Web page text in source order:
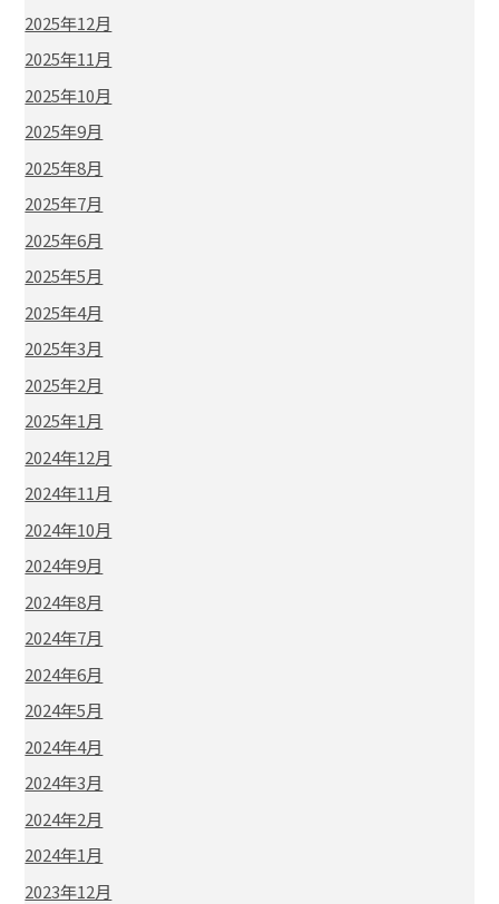
2025年12月
2025年11月
2025年10月
2025年9月
2025年8月
2025年7月
2025年6月
2025年5月
2025年4月
2025年3月
2025年2月
2025年1月
2024年12月
2024年11月
2024年10月
2024年9月
2024年8月
2024年7月
2024年6月
2024年5月
2024年4月
2024年3月
2024年2月
2024年1月
2023年12月